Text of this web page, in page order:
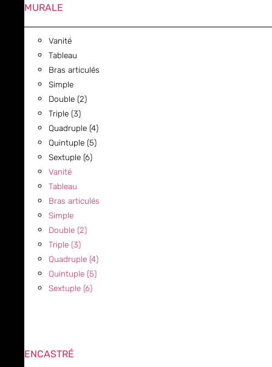
MURALE
Vanité
Tableau
Bras articulés
Simple
Double (2)
Triple (3)
Quadruple (4)
Quintuple (5)
Sextuple (6)
Vanité
Tableau
Bras articulés
Simple
Double (2)
Triple (3)
Quadruple (4)
Quintuple (5)
Sextuple (6)
ENCASTRÉ